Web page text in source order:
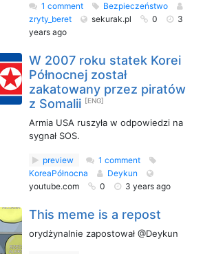
1 comment
Bezpieczeństwo
zryty_beret
sekurak.pl 0
3
years ago
W 2007 roku statek Korei
Północnej został
zakatowany przez piratów
z Somalii [ENG]
Armia USA ruszyła w odpowiedzi na
sygnał SOS.
preview
1 comment
KoreaPółnocna
Deykun
youtube.com
0 3 years ago
This meme is a repost
orydżynalnie zapostował @Deykun